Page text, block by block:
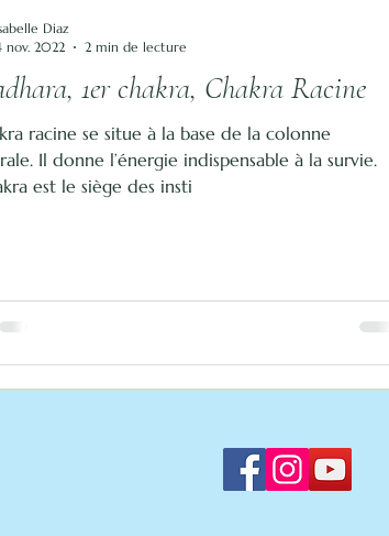
1er chakra, Chakra Racine
racine se situe à la base de la colonne
Il donne l’énergie indispensable à la survie.
est le siège des insti
Diaz
nov. 2022
2 min de lecture